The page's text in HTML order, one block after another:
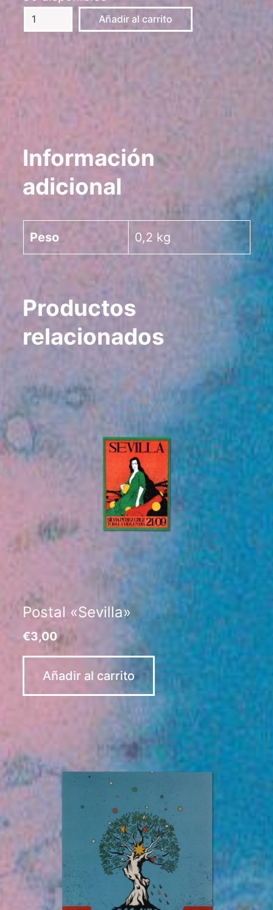
Lámina
Mov.4:
Añadir al carrito
Información
adicional
Peso 0,2 kg
Productos
relacionados
Postal «Sevilla»
€3,00
Añadir al carrito